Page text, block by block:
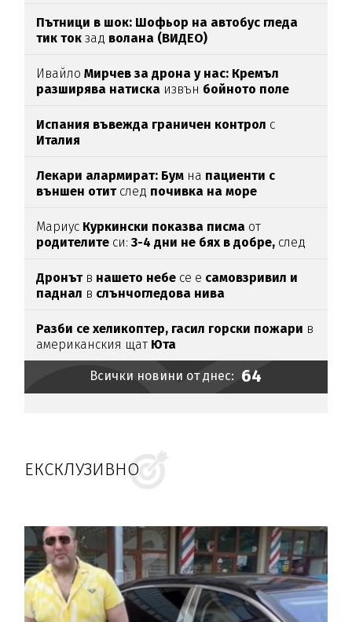
Пътници в шок: Шофьор на автобус гледа
тик ток зад волана (ВИДЕО)
ИвайлоМирчев за дрона у нас: Кремъл
разширява натиска извън бойното поле
Испания въвежда граничен контрол с
Италия
Лекари алармират: Бум на пациенти с
външен отитслед почивка на море
Мариус Куркински показва писма от
родителите си:3-4 дни не бях в добре, след
Дронътв нашето небе се е самовзривил и
паднал в слънчогледова нива
Разби се хеликоптер, гасил горски пожари в
американския щат Юта
Всички новини от днес: 64
ЕКСКЛУЗИВНО